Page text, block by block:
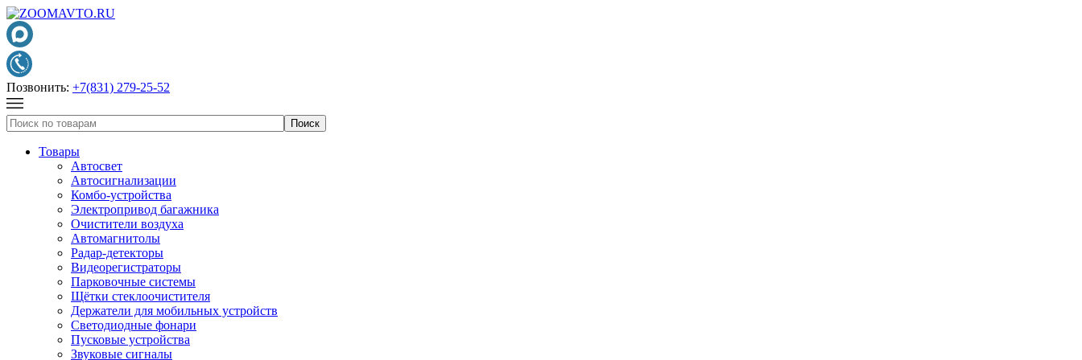
Позвонить: +7(831) 279-25-52
Товары
Автосвет
Автосигнализации
Комбо-устройства
Электропривод багажника
Очистители воздуха
Автомагнитолы
Радар-детекторы
Видеорегистраторы
Парковочные системы
Щётки стеклоочистителя
Держатели для мобильных устройств
Светодиодные фонари
Пусковые устройства
Звуковые сигналы